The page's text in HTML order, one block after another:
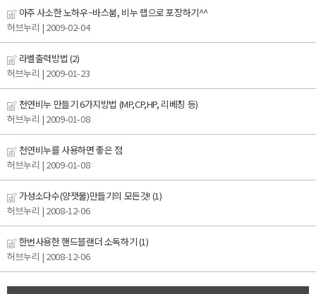
아주 사소한 노하우~바스붐, 비누 랩으로 포장하기^^
허브누리 | 2009-02-04
라벨출력방법 (2)
허브누리 | 2009-01-23
천연비누 만들기 6가지방법 (MP,CP,HP, 리베칭 등)
허브누리 | 2009-01-08
천연비누를 사용하면 좋은 점
허브누리 | 2009-01-08
가성소다수(양잿물)만들기의 모든것! (1)
허브누리 | 2008-12-06
한번사용한 핸드블랜더 소독하기(1)
허브누리 | 2008-12-06